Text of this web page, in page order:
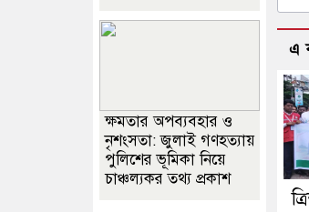
এ
ক্ষমতার অপব্যবহার ও
নৃশংসতা: জুলাই গণহত্যায়
পুলিশের ভূমিকা নিয়ে
চাঞ্চল্যকর তথ্য প্রকাশ